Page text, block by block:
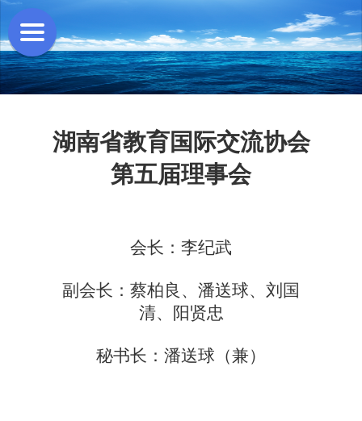
湖南省教育国际交流协会
第五届理事会
会长 ： 李纪武
副会长 ： 蔡柏良、潘送球、刘国
清、阳贤忠
秘书长 ： 潘送球（兼）